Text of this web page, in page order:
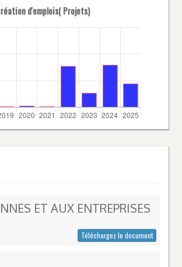
d'emplois( Projets)
ET AUX ENTREPRISES
Téléchargez le document